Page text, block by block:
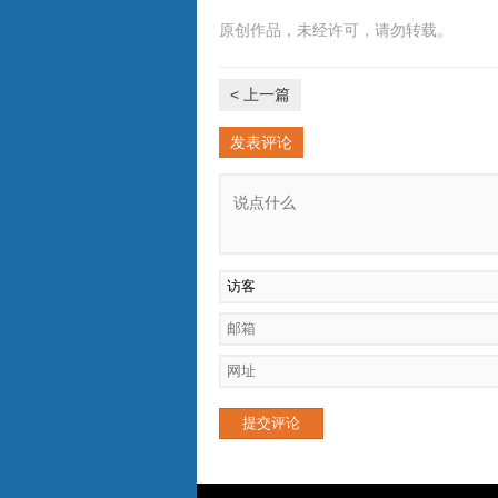
原创作品，未经许可，请勿转载。
< 上一篇
发表评论
提交评论